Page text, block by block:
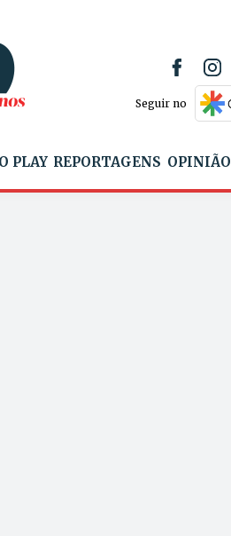
Seguir no
PLAY REPORTAGENS OPINIÃO